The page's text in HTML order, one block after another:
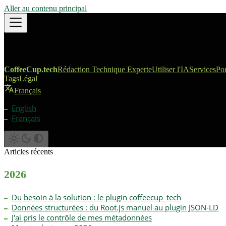
Aller au contenu principal
CoffeeCup.techRédaction Technique ExperteUtiliser l'IAServices
TagsLégal
Français
English
Français
Articles récents
2026
Du besoin à la solution : le plugin coffeecup_tech
Données structurées : du Root.js manuel au plugin JSON-LD
J'ai pris le contrôle de mes métadonnées